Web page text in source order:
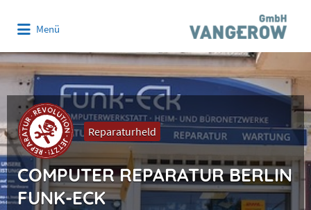
Menü
Reparaturheld
COMPUTER REPARATUR BERLIN
FUNK-ECK